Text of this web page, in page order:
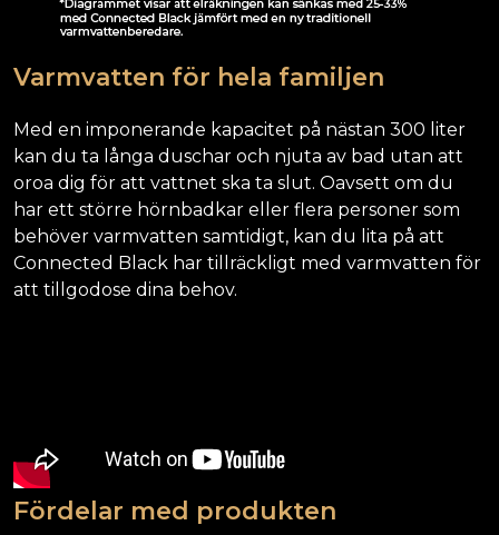
Varmvatten för hela familjen
Med en imponerande kapacitet på nästan 300 liter
kan du ta långa duschar och njuta av bad utan att
oroa dig för att vattnet ska ta slut. Oavsett om du
har ett större hörnbadkar eller flera personer som
behöver varmvatten samtidigt, kan du lita på att
Connected Black har tillräckligt med varmvatten för
att tillgodose dina behov.
Fördelar med produkten